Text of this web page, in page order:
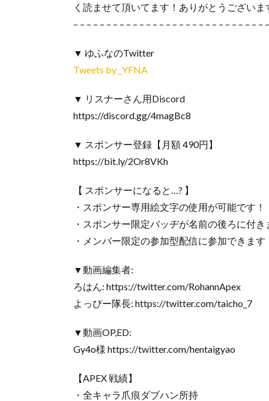
く読ませて頂いてます！ありがとうございます
– – – – – – – – – – – – – – – – – – – – – – – – – – – – –
▼ ゆふなのTwitter
Tweets by _YFNA
▼ リスナーさん用Discord
https://discord.gg/4magBc8
▼ スポンサー登録【月額 490円】
https://bit.ly/2Or8VKh
【 スポンサーになると…? 】
・スポンサー専用絵文字の使用が可能です！
・スポンサー限定バッヂが名前の後ろに付き
・メンバー限定の参加型配信に参加できます
▼動画編集者:
ろはん: https://twitter.com/RohannApex
よっぴー隊長: https://twitter.com/taicho_7
▼動画OP,ED:
Gy4o様 https://twitter.com/hentaigyao
【APEX 戦績】
・全キャラ爪痕ダブハン所持